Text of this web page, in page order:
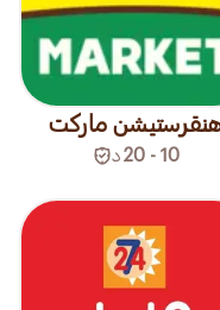
ماركت
10 - 20 د